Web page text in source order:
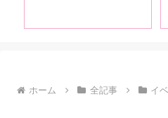
ホーム 全記事 イ